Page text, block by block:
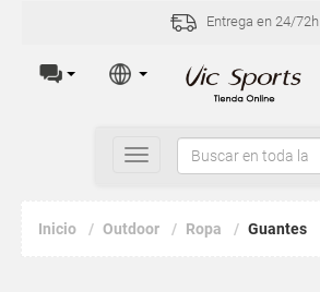
Entrega en 24/72h
Toggle
navigation
Inicio Outdoor Ropa Guantes